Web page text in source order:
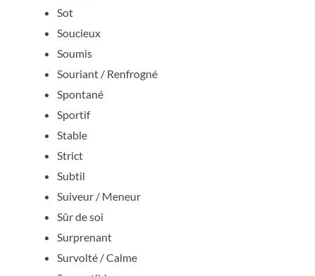
Sot
Soucieux
Soumis
Souriant / Renfrogné
Spontané
Sportif
Stable
Strict
Subtil
Suiveur / Meneur
Sûr de soi
Surprenant
Survolté / Calme